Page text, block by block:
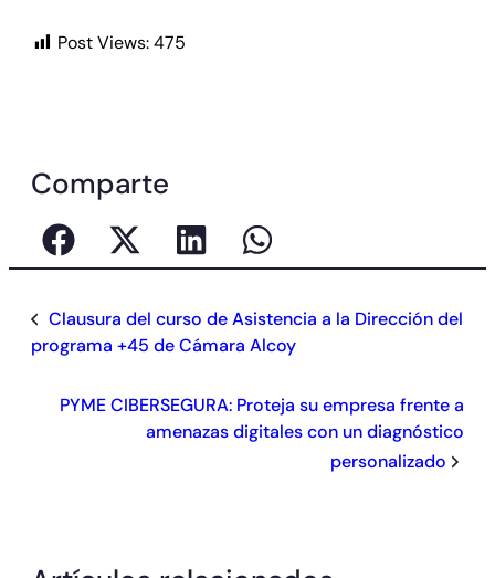
Post Views:475
Comparte
Clausura del curso de Asistencia a la Dirección del
programa +45 de Cámara Alcoy
PYME CIBERSEGURA: Proteja su empresa frente a
amenazas digitales con un diagnóstico
personalizado